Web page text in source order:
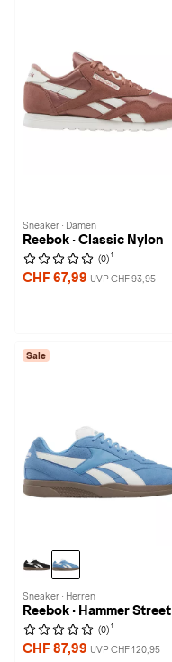
Sneaker · Damen
Reebok · Classic Nylon
(0) 1
CHF 67,99 UVP CHF 93,95
Sale
Sneaker · Herren
Reebok · Hammer Street
(0) 1
CHF 87,99 UVP CHF 120,95